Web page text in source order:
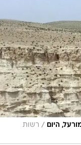
היום / רשות